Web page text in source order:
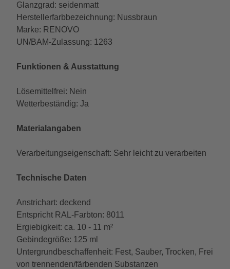
Glanzgrad: seidenmatt
Herstellerfarbbezeichnung: Nussbraun
Marke: RENOVO
UN/BAM-Zulassung: 1263
Funktionen & Ausstattung
Lösemittelfrei: Nein
Wetterbeständig: Ja
Materialangaben
Verarbeitungseigenschaft: Sehr leicht zu verarbeiten
Technische Daten
Anstrichart: deckend
Entspricht RAL-Farbton: 8011
Ergiebigkeit: ca. 10 - 11 m²
Gebindegröße: 125 ml
Untergrundbeschaffenheit: Fest, Sauber, Trocken, Frei
von trennenden/färbenden Substanzen